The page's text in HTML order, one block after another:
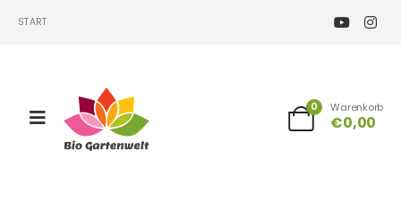
START
0 Warenkorb
€0,00